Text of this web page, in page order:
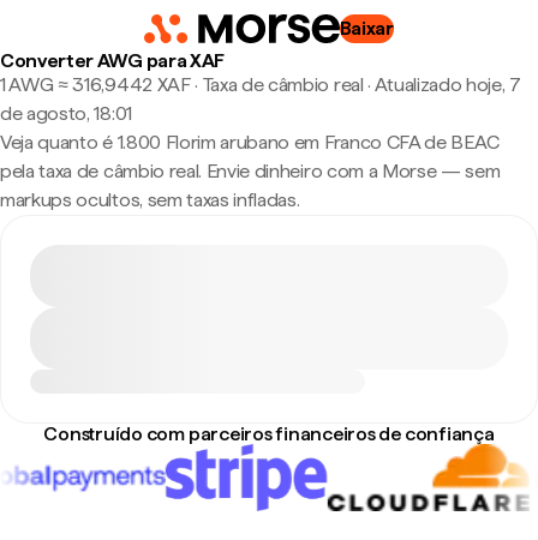
Baixar
Converter AWG para XAF
1 AWG ≈ 316,9442 XAF · Taxa de câmbio real · Atualizado hoje, 7
de agosto, 18:01
Veja quanto é 1.800 Florim arubano em Franco CFA de BEAC
pela taxa de câmbio real. Envie dinheiro com a Morse — sem
markups ocultos, sem taxas infladas.
Construído com parceiros financeiros de confiança